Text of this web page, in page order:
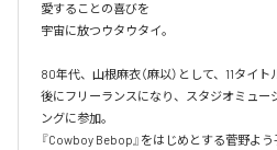
愛することの喜びを
宇宙に放つウタウタイ。
80年代、山根麻衣（麻以）として、11タイ
後にフリーランスになり、スタジオミュー
ングに参加。
『Cowboy Bebop』をはじめとする菅野よ